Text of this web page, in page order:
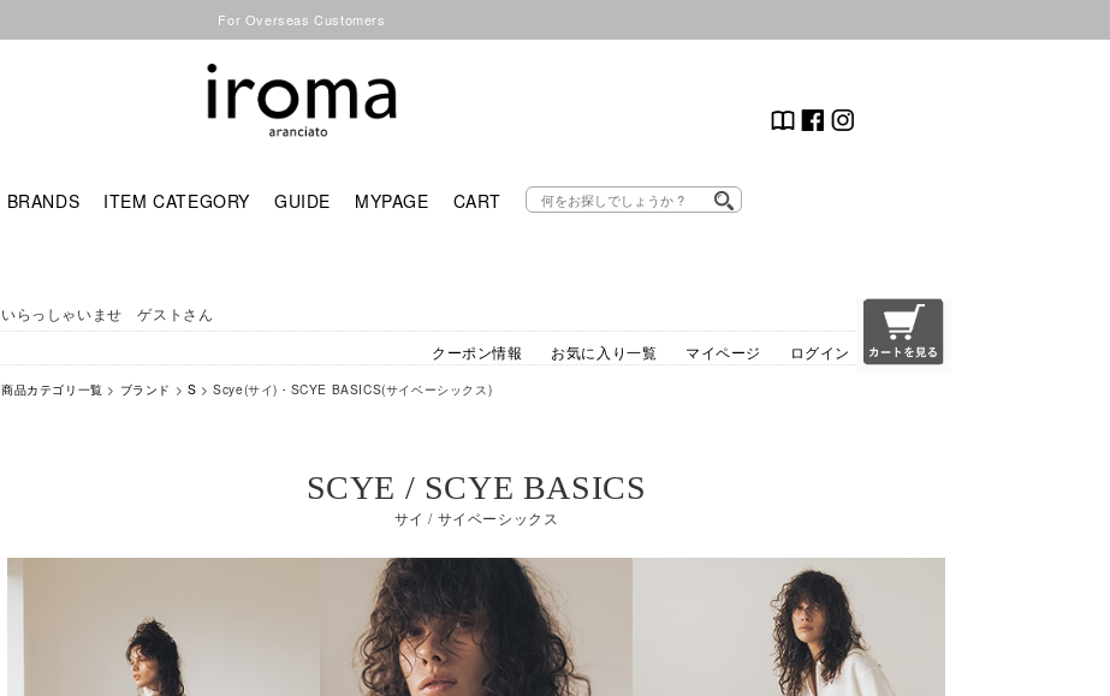
For Overseas Customers
BRANDS ITEM CATEGORY GUIDE MYPAGE CART
いらっしゃいませ ゲストさん
クーポン情報
お気に入り一覧 マイページ ログイン
商品カテゴリ一覧 > ブランド > S > Scye(サイ)・SCYE BASICS(サイベーシックス)
SCYE / SCYE BASICS
サイ / サイベーシックス